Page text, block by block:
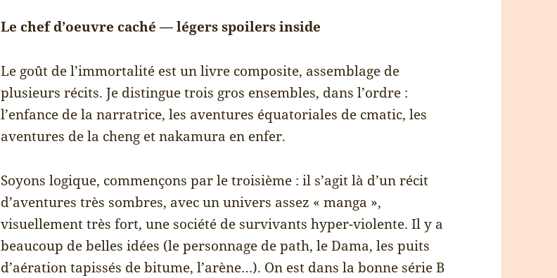
Le chef d’oeuvre caché — légers spoilers inside
Le goût de l’immortalité est un livre composite, assemblage de
plusieurs récits. Je distingue trois gros ensembles, dans l’ordre :
l’enfance de la narratrice, les aventures équatoriales de cmatic, les
aventures de la cheng et nakamura en enfer.
Soyons logique, commençons par le troisième : il s’agit là d’un récit
d’aventures très sombres, avec un univers assez « manga »,
visuellement très fort, une société de survivants hyper-violente. Il y a
beaucoup de belles idées (le personnage de path, le Dama, les puits
d’aération tapissés de bitume, l’arène…). On est dans la bonne série B